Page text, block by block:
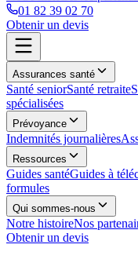
01 82 39 02 70
Obtenir un devis
Assurances santé
Santé seniorSanté retraite
spécialisées
Prévoyance
Indemnités journalières
Ressources
Guides santéGuides à
formules
Qui sommes-nous
Notre histoireNos
Obtenir un devis